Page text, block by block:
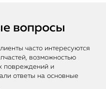
вопросы
часто интересуются
возможностью
повреждений и
ответы на основные